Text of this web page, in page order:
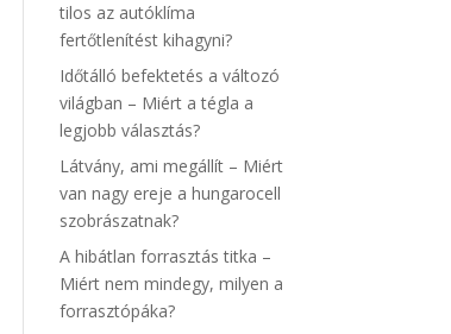
tilos az autóklíma
fertőtlenítést kihagyni?
Időtálló befektetés a változó
világban – Miért a tégla a
legjobb választás?
Látvány, ami megállít – Miért
van nagy ereje a hungarocell
szobrászatnak?
A hibátlan forrasztás titka –
Miért nem mindegy, milyen a
forrasztópáka?